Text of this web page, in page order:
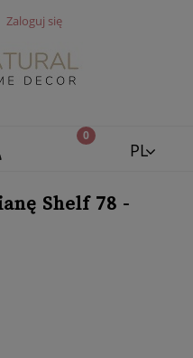
Zaloguj się
PL
Shelf 78 -